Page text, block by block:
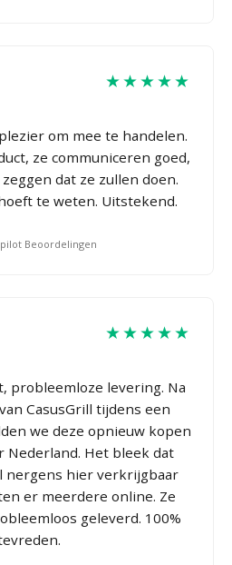
★★★★★
om mee te handelen.
ze communiceren goed,
dat ze zullen doen.
te weten. Uitstekend.
Beoordelingen
★★★★★
probleemloze levering. Na
CasusGrill tijdens een
we deze opnieuw kopen
Nederland. Het bleek dat
nergens hier verkrijgbaar
er meerdere online. Ze
geleverd. 100%